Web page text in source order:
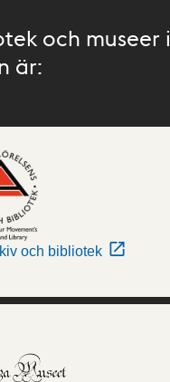
och museer i
är:
och bibliotek